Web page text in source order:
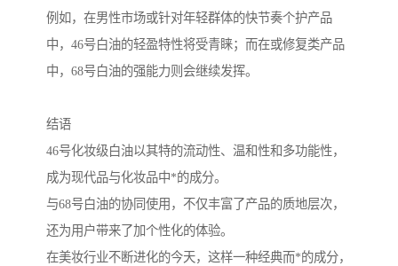
例如，在男性市场或针对年轻群体的快节奏个护产品
中，46号白油的轻盈特性将受青睐；而在或修复类产品
中，68号白油的强能力则会继续发挥。
结语
46号化妆级白油以其特的流动性、温和性和多功能性，
成为现代品与化妆品中*的成分。
与68号白油的协同使用，不仅丰富了产品的质地层次，
还为用户带来了加个性化的体验。
在美妆行业不断进化的今天，这样一种经典而*的成分，